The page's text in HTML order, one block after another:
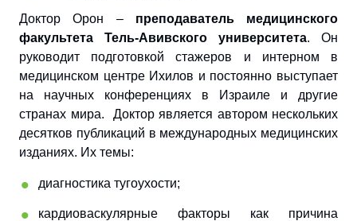
Доктор Орон – преподаватель медицинского
факультета Тель-Авивского университета. Он
руководит подготовкой стажеров и интерном в
медицинском центре Ихилов и постоянно выступает
на научных конференциях в Израиле и другие
странах мира. Доктор является автором нескольких
десятков публикаций в международных медицинских
изданиях. Их темы:
диагностика тугоухости;
кардиоваскулярные факторы как причина